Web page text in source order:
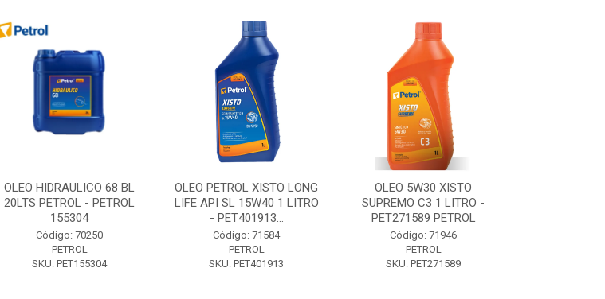
OLEO HIDRAULICO 68 BL
20LTS PETROL - PETROL
155304
Código: 70250
PETROL
SKU: PET155304
OLEO PETROL XISTO LONG
LIFE API SL 15W40 1 LITRO
- PET401913...
Código: 71584
PETROL
SKU: PET401913
OLEO 5W30 XISTO
SUPREMO C3 1 LITRO -
PET271589 PETROL
Código: 71946
PETROL
SKU: PET271589